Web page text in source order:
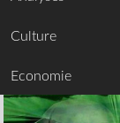
Culture
Economie